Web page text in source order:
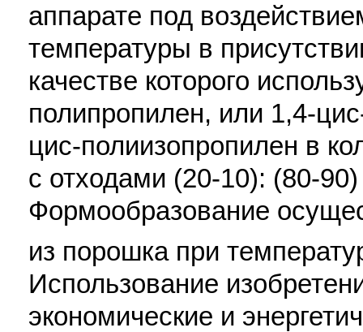
аппарате под
температуры в
качестве которого
полипропилен, или 1,4-
цис-полиизопропилен в
с отходами (20-10): (80-
Формообразование
из порошка при
Использование
экономические и